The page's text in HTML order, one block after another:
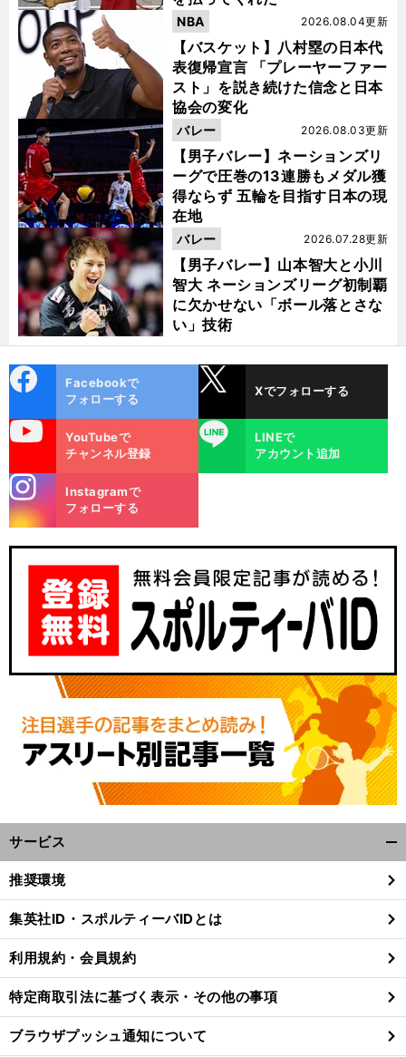
【バスケット】八村塁の日本代
表復帰宣言 「プレーヤーファー
スト」を説き続けた信念と日本
協会の変化
2026.08.04更新
NBA
【男子バレー】ネーションズリ
ーグで圧巻の13連勝もメダル獲
得ならず 五輪を目指す日本の現
在地
2026.08.03更新
バレー
【男子バレー】山本智大と小川
智大 ネーションズリーグ初制覇
に欠かせない「ボール落とさな
い」技術
2026.07.28更新
バレー
ok
Facebookで
フォローする
Xでフォローする
YouTubeで
チャンネル登録
LINE
LINEで
アカウント追加
m
Instagramで
フォローする
サービス
閉
る
推奨環境
集英社ID・スポルティーバIDとは
利用規約・会員規約
特定商取引法に基づく表示・その他の事項
ブラウザプッシュ通知について